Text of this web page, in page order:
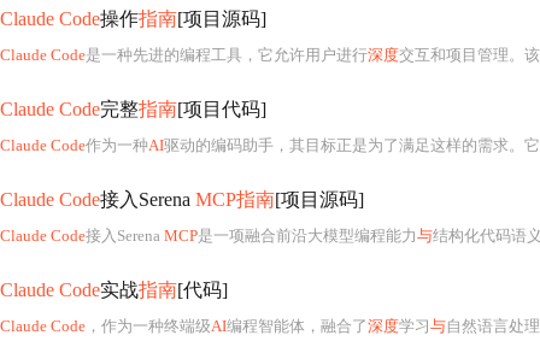
Claude Code操作指南[项目源码]
Claude Code是一种先进的编程工具，它允许用户进行深度交互和项目管理。
Claude Code完整指南[项目代码]
Claude Code作为一种AI驱动的编码助手，其目标正是为了满足这样的需求。
Claude Code接入Serena MCP指南[项目源码]
Claude Code接入Serena MCP是一项融合前沿大模型编程能力与结构化代码语义理解技术的关
Claude Code实战指南[代码]
Claude Code ，作为一种终端级AI编程智能体，融合了深度学习与自然语言处理技